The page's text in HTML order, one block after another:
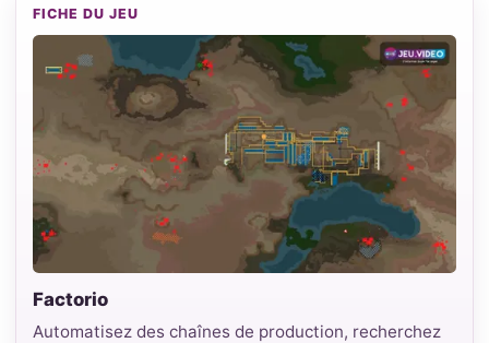
FICHE DU JEU
Factorio
Automatisez des chaînes de production, recherchez